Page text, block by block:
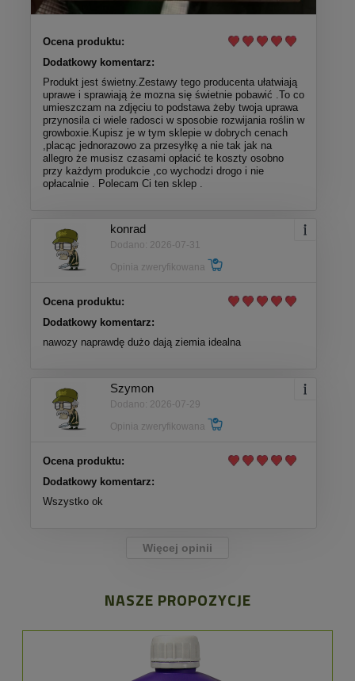
Ocena produktu:
Dodatkowy komentarz:
Produkt jest świetny.Zestawy tego producenta ułatwiają
uprawe i sprawiają że mozna się świetnie pobawić .To co
umieszczam na zdjęciu to podstawa żeby twoja uprawa
przynosila ci wiele radosci w sposobie rozwijania roślin w
growboxie.Kupisz je w tym sklepie w dobrych cenach
,placąc jednorazowo za przesyłkę a nie tak jak na
allegro że musisz czasami opłacić te koszty osobno
przy każdym produkcie ,co wychodzi drogo i nie
opłacalnie . Polecam Ci ten sklep .
konrad
Dodano: 2026-07-31
Opinia zweryfikowana
Ocena produktu:
Dodatkowy komentarz:
nawozy naprawdę dużo dają ziemia idealna
Szymon
Dodano: 2026-07-29
Opinia zweryfikowana
Ocena produktu:
Dodatkowy komentarz:
Wszystko ok
Więcej opinii
NASZE PROPOZYCJE